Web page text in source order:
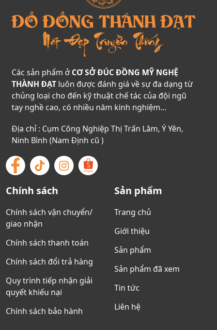
Các sản phẩm ởCƠ SỞ ĐÚC ĐỒNG MỸ NGHỆ
THÀNH ĐẠT luôn được đánh giá về sự đa dạng từ
chủng loại cho đến kỹ thuật chế tác của đội ngũ
tay nghề cao, có nhiều năm kinh nghiệm…
Địa chỉ : Cụm Công Nghiệp Thị Trấn Lâm, Ý Yên,
Ninh Bình (Nam Định cũ )
Chính sách
Chính sách vận chuyển/
giao nhận
Chính sách thanh toán
Chính sách đổi trả hàng
Quy trình tiếp nhận giải
quyết khiếu nại
Chính sách bảo hành
Sản phẩm
Trang chủ
Giới thiệu
Sản phẩm
Sản phẩm đã xem
Tin tức
Liên hệ